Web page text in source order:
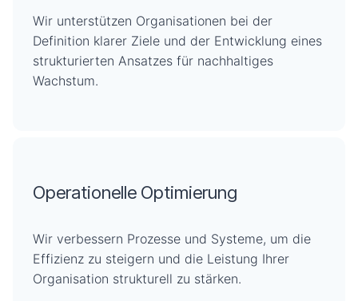
Wir unterstützen Organisationen bei der
Definition klarer Ziele und der Entwicklung eines
strukturierten Ansatzes für nachhaltiges
Wachstum.
Operationelle Optimierung
Wir verbessern Prozesse und Systeme, um die
Effizienz zu steigern und die Leistung Ihrer
Organisation strukturell zu stärken.